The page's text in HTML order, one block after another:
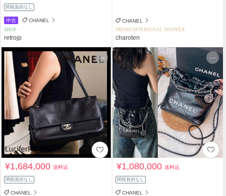
関税負担なし
中古 CHANEL
SHOP
retrojp
CHANEL
PREMIUM PERSONAL SHOPPER
charoten
¥1,684,000送料込
関税負担なし
CHANEL
¥1,080,000送料込
関税負担なし
CHANEL